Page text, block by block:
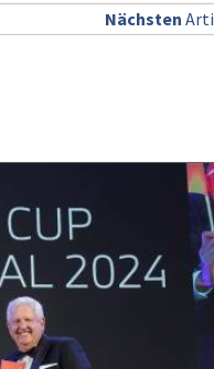
Nächsten